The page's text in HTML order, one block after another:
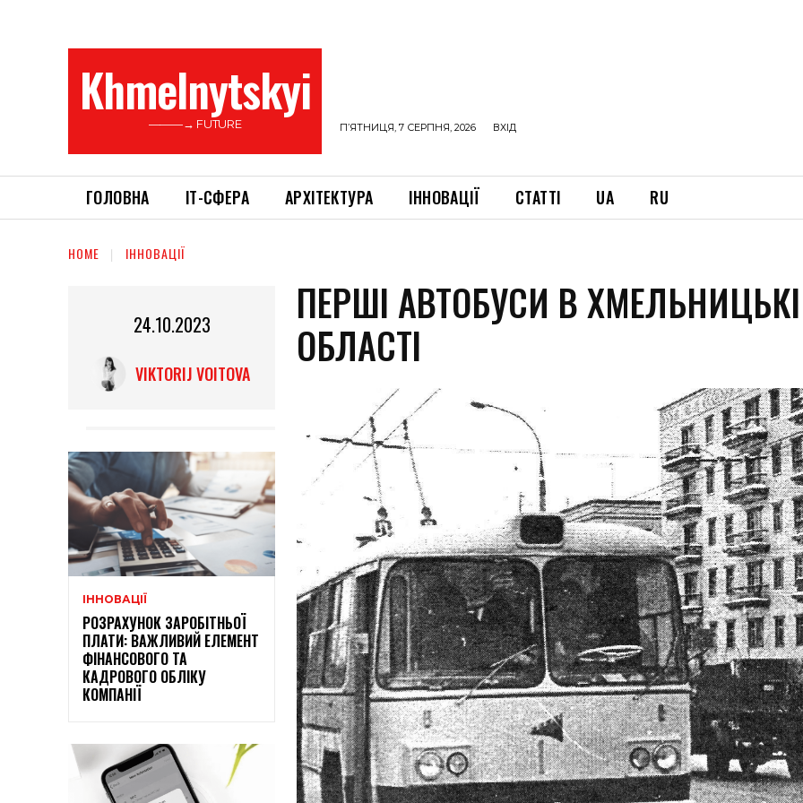
Khmelnytskyi
———→ FUTURE П’ЯТНИЦЯ, 7 СЕРПНЯ, 2026 ВХІД
ГОЛОВНА ІТ-СФЕРА АРХІТЕКТУРА ІННОВАЦІЇ СТАТТІ UA RU
HOME ІННОВАЦІЇ
24.10.2023
VIKTORIJ VOITOVA
ІННОВАЦІЇ
РОЗРАХУНОК ЗАРОБІТНЬОЇ
ПЛАТИ: ВАЖЛИВИЙ ЕЛЕМЕНТ
ФІНАНСОВОГО ТА
КАДРОВОГО ОБЛІКУ
КОМПАНІЇ
ПЕРШІ АВТОБУСИ В
ОБЛАСТІ